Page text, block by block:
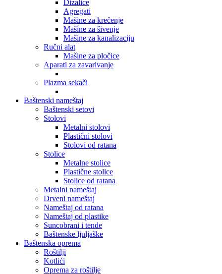
Dizalice
Agregati
Mašine za krečenje
Mašine za šivenje
Mašine za kanalizaciju
Ručni alat
Mašine za pločice
Aparati za zavarivanje
Plazma sekači
Baštenski nameštaj
Baštenski setovi
Stolovi
Metalni stolovi
Plastični stolovi
Stolovi od ratana
Stolice
Metalne stolice
Plastične stolice
Stolice od ratana
Metalni nameštaj
Drveni nameštaj
Nameštaj od ratana
Nameštaj od plastike
Suncobrani i tende
Baštenske ljuljaške
Baštenska oprema
Roštilji
Kotlići
Oprema za roštilje